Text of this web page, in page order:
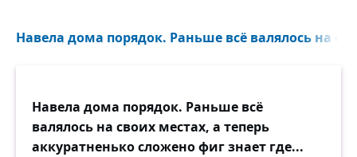
Навела дома порядок. Раньше всё валялось на
Навела дома порядок. Раньше всё
валялось на своих местах, а теперь
аккуратненько сложено фиг знает где...